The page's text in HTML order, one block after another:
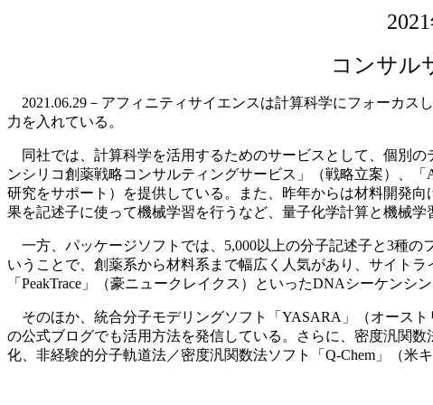
コンサル
2021.06.29－アフィニティサイエンスは計算科学にフォーカス
力を入れている。
同社では、計算科学を活用するためのサービスとして、個別
ンシリコ創薬戦略コンサルティングサービス」（戦略立案）、
研究をサポート）を提供している。また、昨年からは材料開発
果を記述子に使って機械学習を行うなど、量子化学計算と機械
一方、パッケージソフトでは、5,000以上の分子記述子と3種の
いうことで、創薬系から材料系まで幅広く人気があり、サイト
「PeakTrace」（豪ニュークレイクス）といったDNAシーケンシ
そのほか、統合分子モデリングソフト「YASARA」（オース
の公式ブログでも活用方法を発信している。さらに、密度汎関
化、非経験的分子軌道法／密度汎関数法ソフト「Q-Chem」（米